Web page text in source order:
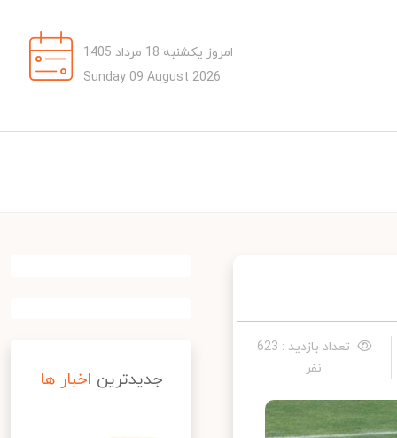
امروز یکشنبه 18 مرداد 1405
Sunday 09 August 2026
تعداد بازدید : 623
نفر
جدیدترین اخبار ها